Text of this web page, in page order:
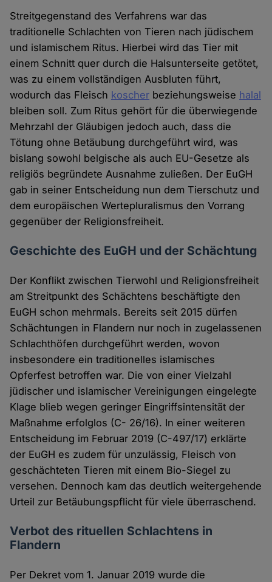
Streitgegenstand des Verfahrens war das
traditionelle Schlachten von Tieren nach jüdischem
und islamischem Ritus. Hierbei wird das Tier mit
einem Schnitt quer durch die Halsunterseite getötet,
was zu einem vollständigen Ausbluten führt,
wodurch das Fleisch koscher beziehungsweise halal
bleiben soll. Zum Ritus gehört für die überwiegende
Mehrzahl der Gläubigen jedoch auch, dass die
Tötung ohne Betäubung durchgeführt wird, was
bislang sowohl belgische als auch EU-Gesetze als
religiös begründete Ausnahme zuließen. Der EuGH
gab in seiner Entscheidung nun dem Tierschutz und
dem europäischen Wertepluralismus den Vorrang
gegenüber der Religionsfreiheit.
Geschichte des EuGH und der Schächtung
Der Konflikt zwischen Tierwohl und Religionsfreiheit
am Streitpunkt des Schächtens beschäftigte den
EuGH schon mehrmals. Bereits seit 2015 dürfen
Schächtungen in Flandern nur noch in zugelassenen
Schlachthöfen durchgeführt werden, wovon
insbesondere ein traditionelles islamisches
Opferfest betroffen war. Die von einer Vielzahl
jüdischer und islamischer Vereinigungen eingelegte
Klage blieb wegen geringer Eingriffsintensität der
Maßnahme erfolglos (C- 26/16). In einer weiteren
Entscheidung im Februar 2019 (C-497/17) erklärte
der EuGH es zudem für unzulässig, Fleisch von
geschächteten Tieren mit einem Bio-Siegel zu
versehen. Dennoch kam das deutlich weitergehende
Urteil zur Betäubungspflicht für viele überraschend.
Verbot des rituellen Schlachtens in
Flandern
Per Dekret vom 1. Januar 2019 wurde die